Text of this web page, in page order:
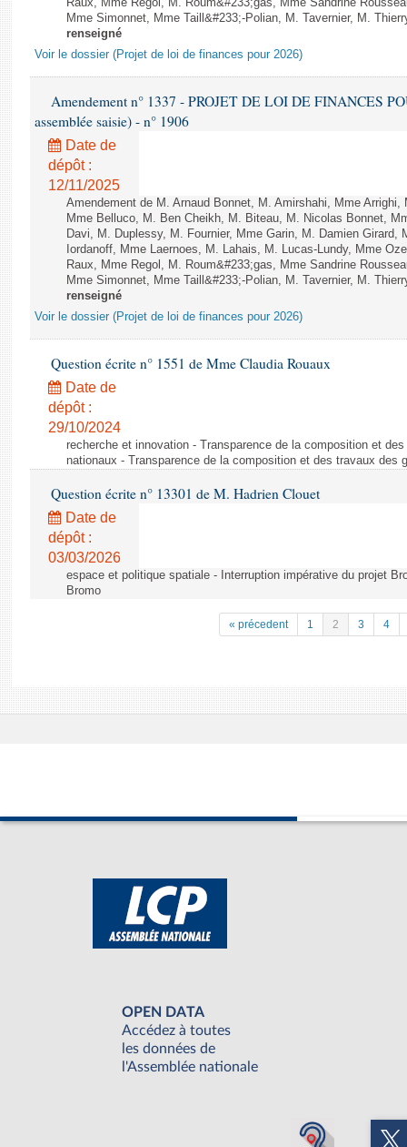
Raux, Mme Regol, M. Roum&#233;gas, Mme Sandrine
Mme Simonnet, Mme Taill&#233;-Polian, M. Tavernier, M.
renseigné
Voir le dossier (Projet de loi de finances pour 2026)
Amendement n° 1337 - PROJET DE LOI DE FINANCES
assemblée saisie) - n° 1906
Date de
dépôt :
12/11/2025
Amendement de M. Arnaud Bonnet, M. Amirshahi, Mme
Mme Belluco, M. Ben Cheikh, M. Biteau, M. Nicolas Bonnet,
Davi, M. Duplessy, M. Fournier, Mme Garin, M. Damien Girard,
Iordanoff, Mme Laernoes, M. Lahais, M. Lucas-Lundy, Mme
Raux, Mme Regol, M. Roum&#233;gas, Mme Sandrine
Mme Simonnet, Mme Taill&#233;-Polian, M. Tavernier, M.
renseigné
Voir le dossier (Projet de loi de finances pour 2026)
Question écrite n° 1551 de Mme Claudia Rouaux
Date de
dépôt :
29/10/2024
recherche et innovation - Transparence de la composition et
nationaux - Transparence de la composition et des travaux des
Question écrite n° 13301 de M. Hadrien Clouet
Date de
dépôt :
03/03/2026
espace et politique spatiale - Interruption impérative du projet
Bromo
« précedent 1 2 3 4
OPEN DATA
Accédez à toutes
les données de
l'Assemblée nationale